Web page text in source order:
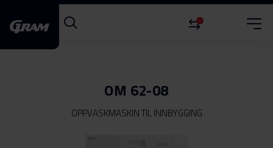
0
OM 62-08
OPPVASKMASKIN TIL INNBYGGING